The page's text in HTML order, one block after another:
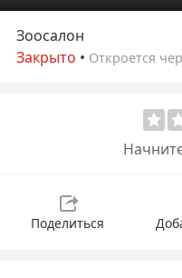
Зоосалон
Закрыто • Откроется
Поделиться